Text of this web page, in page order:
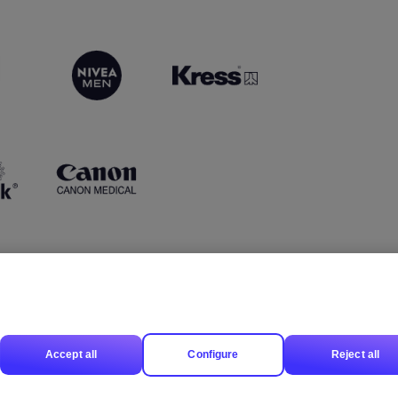
Configure Reject all
Accept all